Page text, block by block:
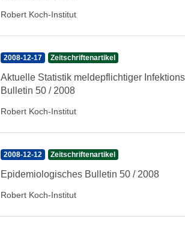
Robert Koch-Institut
2008-12-17 Zeitschriftenartikel
Aktuelle Statistik meldepflichtiger
Bulletin 50 / 2008
Robert Koch-Institut
2008-12-12 Zeitschriftenartikel
Epidemiologisches Bulletin 50 / 2008
Robert Koch-Institut